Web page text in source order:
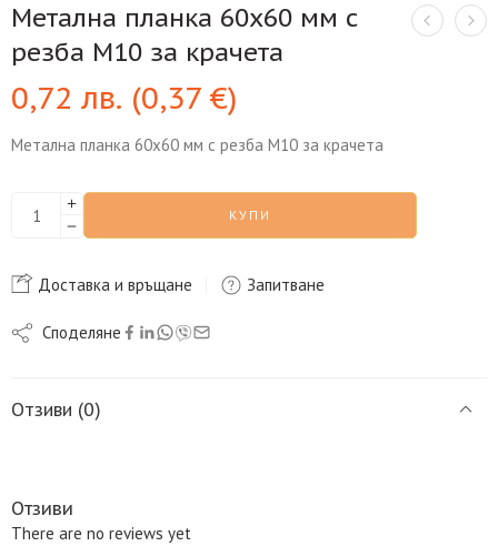
Метална планка 60х60 мм с
резба М10 за крачета
0,72лв. (0,37€)
Метална планка 60х60 мм с резба М10 за крачета
КУПИ
Доставка и връщане Запитване
Споделяне
Отзиви (0)
Отзиви
There are no reviews yet